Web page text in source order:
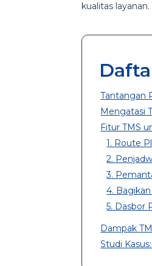
kualitas layanan.
Tantangan
Mengatasi
Fitur TMS
1. Route
2.
3.
4.
5. Dasbor
Dampak
Studi